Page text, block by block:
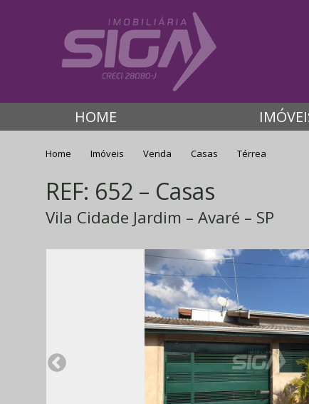
HOME
Home Imóveis Venda Casas Térrea
REF: 652 – Casas
Vila Cidade Jardim – Avaré – SP